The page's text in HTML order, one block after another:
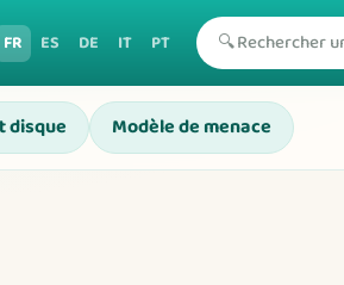
FR ES DE IT PT 🔍
disque Modèle de menace